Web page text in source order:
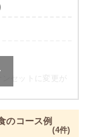
、メニューによっ
セットでの栄養
ニュー例
かけ
セットに変更が
のコース例
(4件)